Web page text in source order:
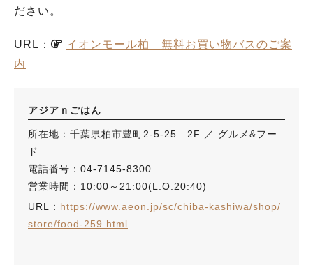
ださい。
URL：
イオンモール柏 無料お買い物バスのご案
内
アジアｎごはん
所在地：千葉県柏市豊町2-5-25 2F ／ グルメ&フー
ド
電話番号：04-7145-8300
営業時間：10:00～21:00(L.O.20:40)
URL： https://www.aeon.jp/sc/chiba-kashiwa/shop/
store/food-259.html